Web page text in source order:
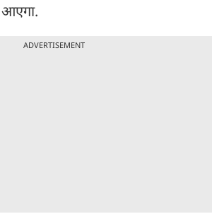
आएगा.
ADVERTISEMENT